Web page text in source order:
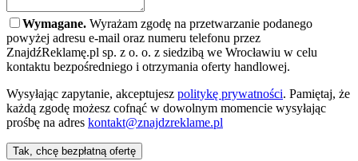
Wymagane. Wyrażam zgodę na przetwarzanie podanego
powyżej adresu e-mail oraz numeru telefonu przez
ZnajdźReklamę.pl sp. z o. o. z siedzibą we Wrocławiu w celu
kontaktu bezpośredniego i otrzymania oferty handlowej.
Wysyłając zapytanie, akceptujesz politykę prywatności. Pamiętaj, że
każdą zgodę możesz cofnąć w dowolnym momencie wysyłając
prośbę na adres kontakt@znajdzreklame.pl
Tak, chcę bezpłatną ofertę